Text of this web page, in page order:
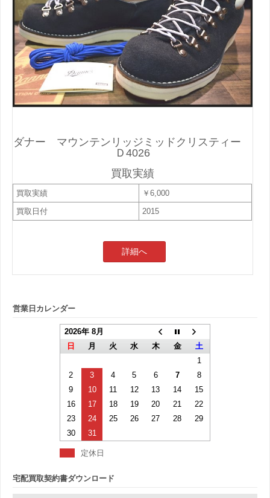
ダナー マウンテンリッジミッドクリスティー
Ｄ4026
買取実績
買取実績
￥6,000
買取日付
2015
詳細へ
営業日カレンダー
2026年 8月
日
月 火 水 木 金
土
1
2
3 4 5 6 7
8
9
10 11 12 13 14
15
16
17 18 19 20 21
22
23
24 25 26 27 28
29
30
31
定休日
宅配買取契約書ダウンロード